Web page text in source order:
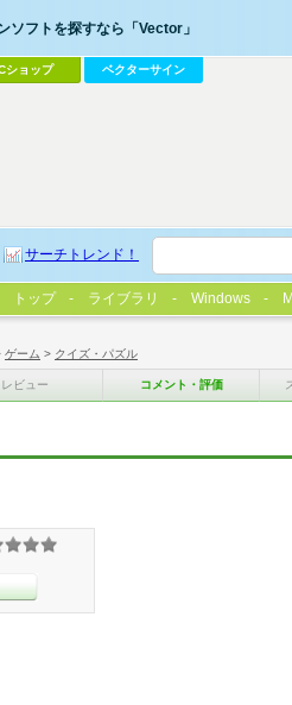
ゲーム > クイズ・パズル
レビュー コメント・評価
ソフトを探すなら「Vector」
ショップ ベクターサイン
サーチトレンド！
トップ ライブラリ Windows